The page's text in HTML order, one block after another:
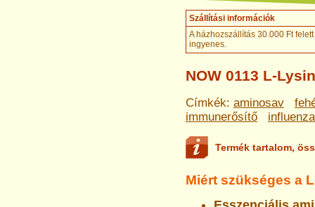
Szállítási információk
A házhozszállítás 30.000 Ft felett
ingyenes.
NOW 0113 L-
Címkék: aminosav
immunerősítő
influenza
Termék tartalom,
Miért szükséges a